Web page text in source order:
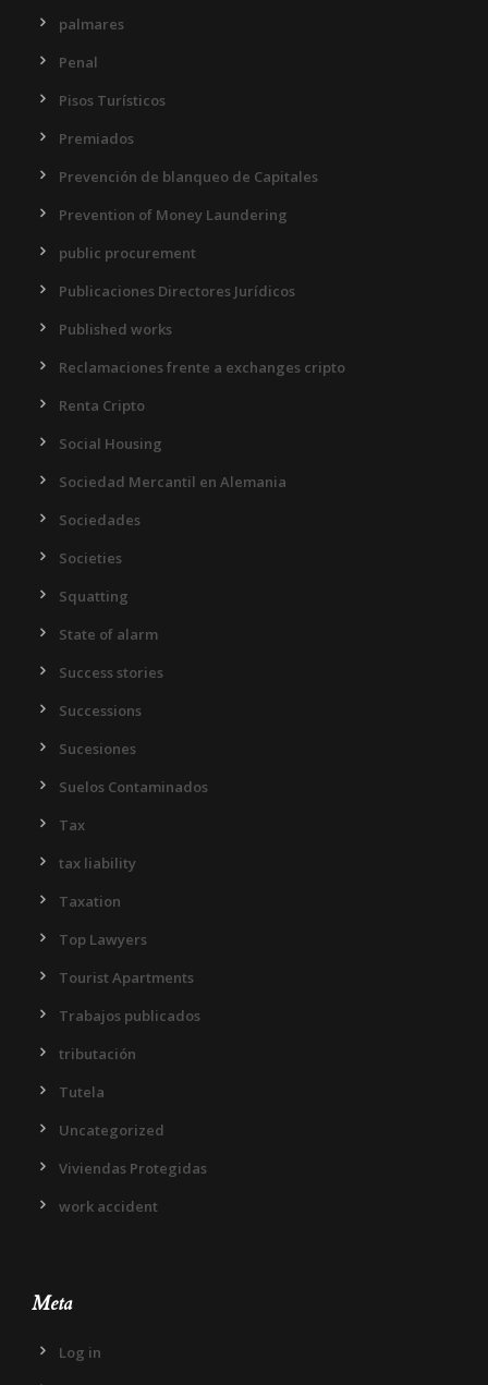
palmares
Penal
Pisos Turísticos
Premiados
Prevención de blanqueo de Capitales
Prevention of Money Laundering
public procurement
Publicaciones Directores Jurídicos
Published works
Reclamaciones frente a exchanges cripto
Renta Cripto
Social Housing
Sociedad Mercantil en Alemania
Sociedades
Societies
Squatting
State of alarm
Success stories
Successions
Sucesiones
Suelos Contaminados
Tax
tax liability
Taxation
Top Lawyers
Tourist Apartments
Trabajos publicados
tributación
Tutela
Uncategorized
Viviendas Protegidas
work accident
Meta
Log in